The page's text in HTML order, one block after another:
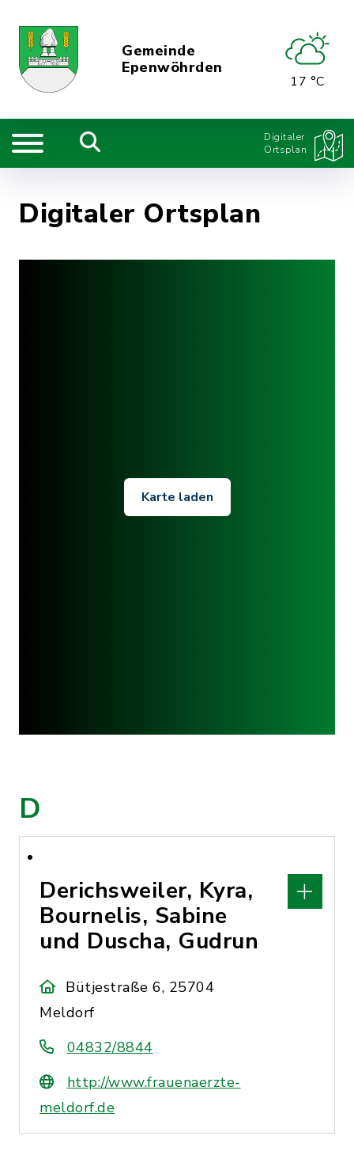
Gemeinde
Epenwöhrden
17 °C
Digitaler
Ortsplan
Digitaler Ortsplan
Karte laden
D
Derichsweiler, Kyra,
Bournelis, Sabine
und Duscha, Gudrun
Bütjestraße 6, 25704
Meldorf
04832/8844
http://www.frauenaerzte-
meldorf.de